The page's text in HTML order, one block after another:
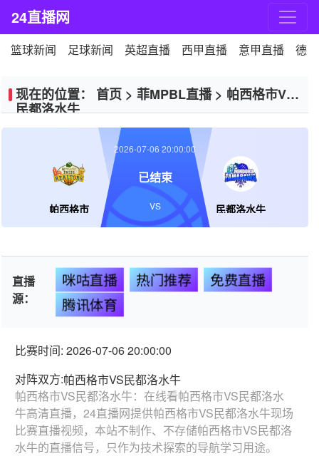
24直播网
篮球新闻 足球新闻 英超直播 西甲直播 意甲直播 德
现在的位置： 首页 > 菲MPBL直播> 帕西格市VS
民都洛水牛
帕西格市 民都洛水牛
2026-07-06 20:00:00
已结束
VS
直播
源：
咪咕直播 热门推荐
免费直播
腾讯体育
比赛时间: 2026-07-06 20:00:00
对阵双方:帕西格市VS民都洛水牛
帕西格市VS民都洛水牛：在线看帕西格市VS民都洛水
牛高清直播，24直播网提供帕西格市VS民都洛水牛现场
比赛直播视频，本站不制作、不存储帕西格市VS民都洛
水牛的直播信号，只作为技术探索的导航学习用途。